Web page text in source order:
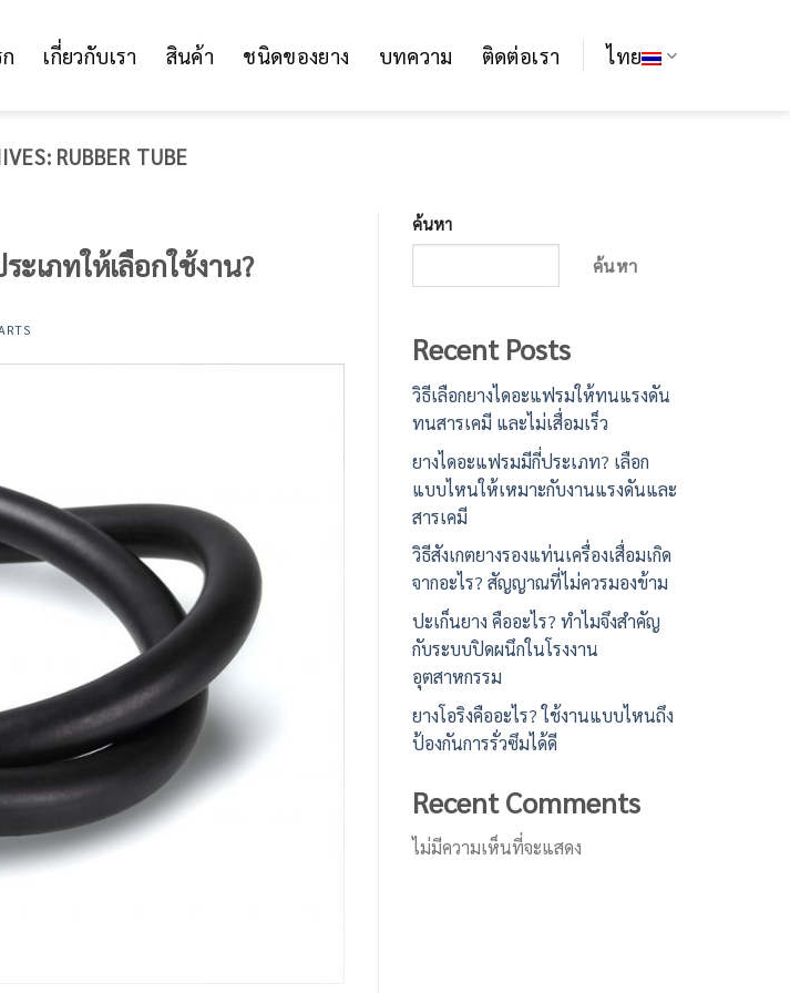
เกี่ยวกับเรา สินค้า ชนิดของยาง บทความ ติดต่อเรา ไทย
RUBBER TUBE
เภทให้เลือกใช้งาน?
ค้นหา
ค้นหา
Recent Posts
วิธีเลือกยางไดอะแฟรมให้ทนแรงดัน
ทนสารเคมี และไม่เสื่อมเร็ว
ยางไดอะแฟรมมีกี่ประเภท? เลือก
แบบไหนให้เหมาะกับงานแรงดันและ
สารเคมี
วิธีสังเกตยางรองแท่นเครื่องเสื่อมเกิด
จากอะไร? สัญญาณที่ไม่ควรมองข้าม
ปะเก็นยาง คืออะไร? ทำไมจึงสำคัญ
กับระบบปิดผนึกในโรงงาน
อุตสาหกรรม
ยางโอริงคืออะไร? ใช้งานแบบไหนถึง
ป้องกันการรั่วซึมได้ดี
Recent Comments
ไม่มีความเห็นที่จะแสดง